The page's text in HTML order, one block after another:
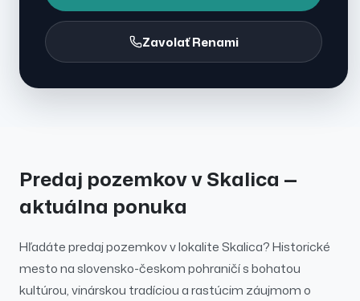
Zavolať Renami
Predaj pozemkovvSkalica —
aktuálna ponuka
Hľadátepredajpozemkovv lokaliteSkalica?Historické
mesto na slovensko-českom pohraničí s bohatou
kultúrou, vinárskou tradíciou a rastúcim záujmom o